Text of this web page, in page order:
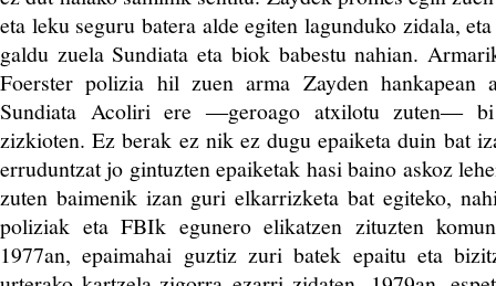
eta leku seguru batera alde egiten lagunduko zidala,
galdu zuela Sundiata eta biok babestu nahian.
Foerster polizia hil zuen arma Zayden hankapean
Sundiata Acoliri ere ―geroago atxilotu zuten― bi
zizkioten. Ez berak ez nik ez dugu epaiketa duin bat
erruduntzat jo gintuzten epaiketak hasi baino askoz
zuten baimenik izan guri elkarrizketa bat egiteko,
poliziak eta FBIk egunero elikatzen zituzten
1977an, epaimahai guztiz zuri batek epaitu eta